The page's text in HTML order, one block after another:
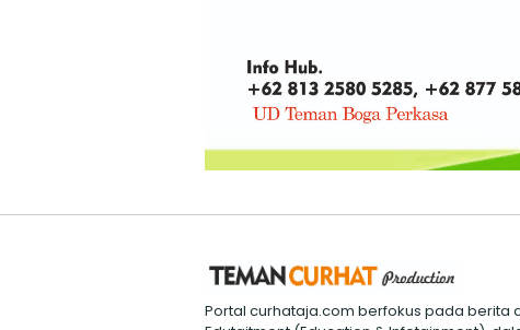
Portal curhataja.com berfokus pada berita